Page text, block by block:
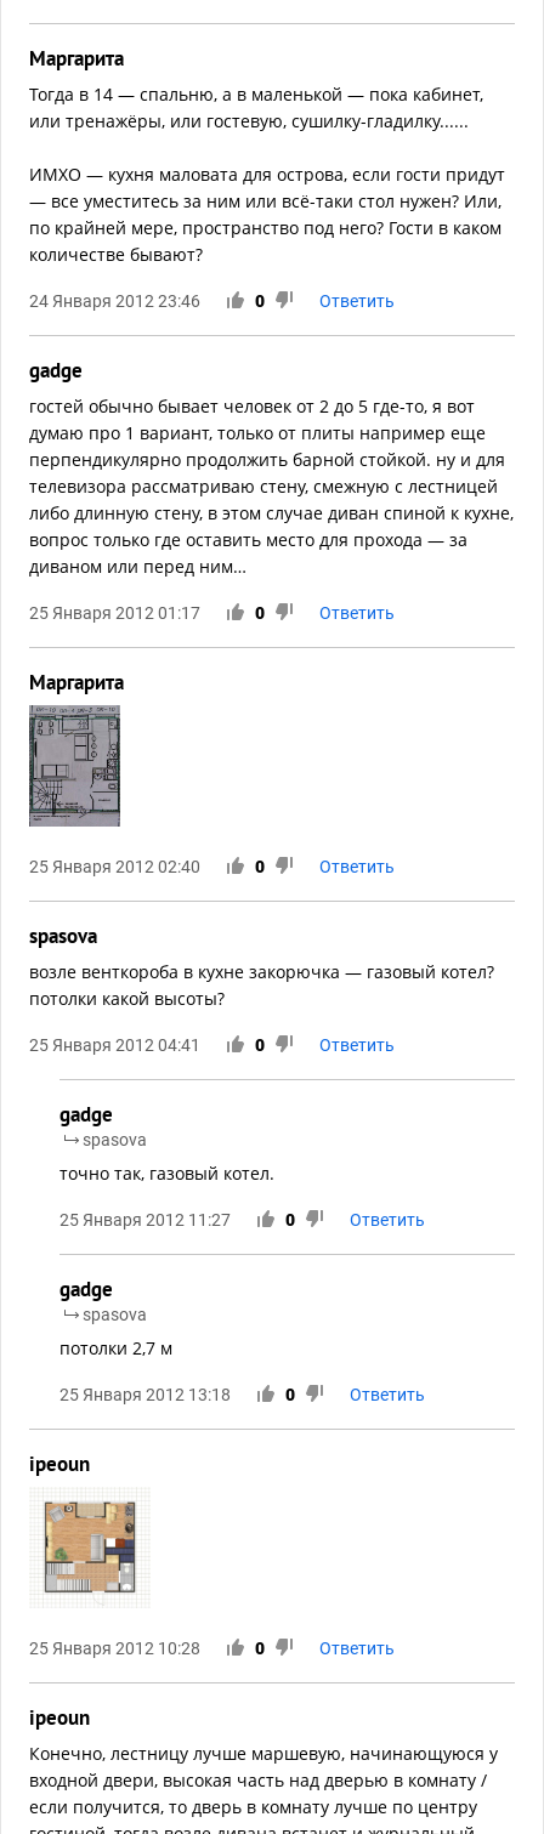
Маргарита
Тогда в 14 — спальню, а в маленькой — пока кабинет,
или тренажёры, или гостевую, сушилку-гладилку......
ИМХО — кухня маловата для острова, если гости придут
— все уместитесь за ним или всё-таки стол нужен? Или,
по крайней мере, пространство под него? Гости в каком
количестве бывают?
24 Января 2012 23:46 0 Ответить
gadge
гостей обычно бывает человек от 2 до 5 где-то, я вот
думаю про 1 вариант, только от плиты например еще
перпендикулярно продолжить барной стойкой. ну и для
телевизора рассматриваю стену, смежную с лестницей
либо длинную стену, в этом случае диван спиной к кухне,
вопрос только где оставить место для прохода — за
диваном или перед ним…
25 Января 2012 01:17 0 Ответить
Маргарита
25 Января 2012 02:40 0 Ответить
spasova
возле венткороба в кухне закорючка — газовый котел?
потолки какой высоты?
25 Января 2012 04:41 0 Ответить
gadge
spasova
точно так, газовый котел.
25 Января 2012 11:27 0 Ответить
gadge
spasova
потолки 2,7 м
25 Января 2012 13:18 0 Ответить
ipeoun
25 Января 2012 10:28 0 Ответить
ipeoun
Конечно, лестницу лучше маршевую, начинающуюся у
входной двери, высокая часть над дверью в комнату /
если получится, то дверь в комнату лучше по центру